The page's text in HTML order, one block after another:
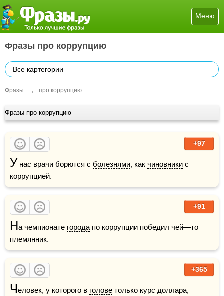
Меню
Фразы про коррупцию
Все картегории
Фразы → про коррупцию
Фразы про коррупцию
+97
У нас врачи борются с болезнями, как чиновники с
коррупцией.
+91
На чемпионате города по коррупции победил чей—то
племянник.
+365
Человек, у которого в голове только курс доллара,